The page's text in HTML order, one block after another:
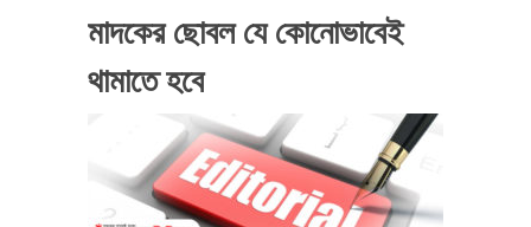
মাদকের ছোবল যে কোনোভাবেই
থামাতে হবে